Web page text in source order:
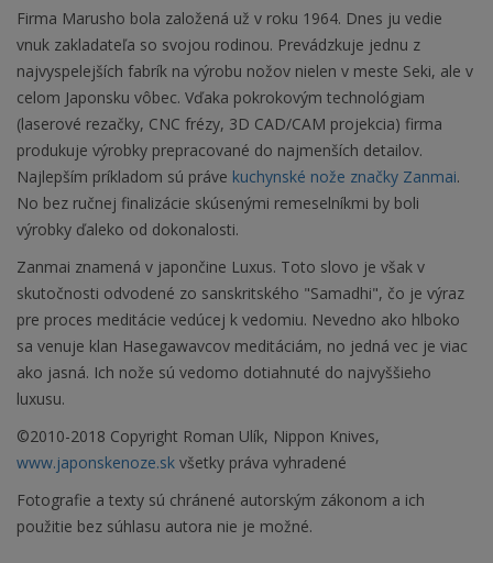
Firma Marusho bola založená už v roku 1964. Dnes ju vedie
vnuk zakladateľa so svojou rodinou. Prevádzkuje jednu z
najvyspelejších fabrík na výrobu nožov nielen v meste Seki, ale v
celom Japonsku vôbec. Vďaka pokrokovým technológiam
(laserové rezačky, CNC frézy, 3D CAD/CAM projekcia) firma
produkuje výrobky prepracované do najmenších detailov.
Najlepším príkladom sú práve kuchynské nože značky Zanmai.
No bez ručnej finalizácie skúsenými remeselníkmi by boli
výrobky ďaleko od dokonalosti.
Zanmai znamená v japončine Luxus. Toto slovo je však v
skutočnosti odvodené zo sanskritského "Samadhi", čo je výraz
pre proces meditácie vedúcej k vedomiu. Nevedno ako hlboko
sa venuje klan Hasegawavcov meditáciám, no jedná vec je viac
ako jasná. Ich nože sú vedomo dotiahnuté do najvyššieho
luxusu.
©2010-2018 Copyright Roman Ulík, Nippon Knives,
www.japonskenoze.sk všetky práva vyhradené
Fotografie a texty sú chránené autorským zákonom a ich
použitie bez súhlasu autora nie je možné.